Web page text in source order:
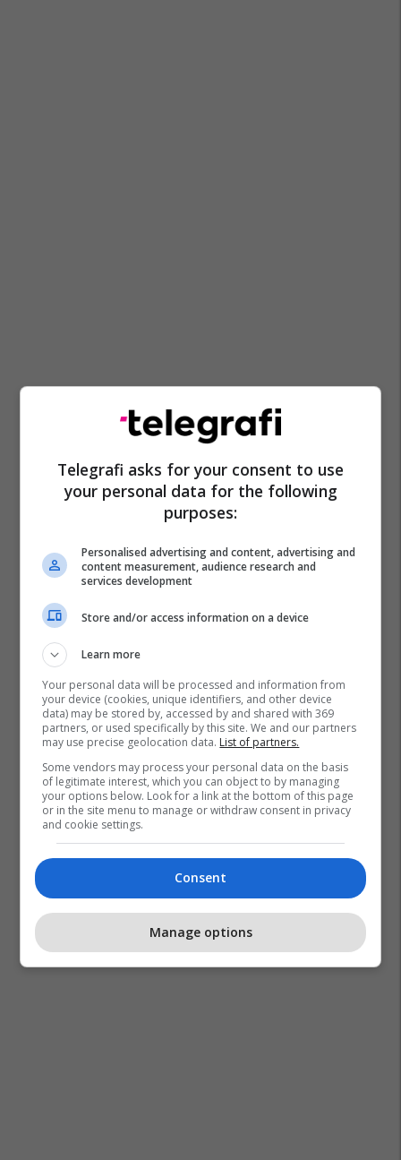
Telegrafi asks for your consent to use
your personal data for the following
purposes:
Personalised advertising and content, advertising and
content measurement, audience research and
services development
Store and/or access information on a device
Learn more
Your personal data will be processed and information from
your device (cookies, unique identifiers, and other device
data) may be stored by, accessed by and shared with 369
partners, or used specifically by this site. We and our partners
may use precise geolocation data. List of partners.
Some vendors may process your personal data on the basis
of legitimate interest, which you can object to by managing
your options below. Look for a link at the bottom of this page
or in the site menu to manage or withdraw consent in privacy
and cookie settings.
Consent
Manage options